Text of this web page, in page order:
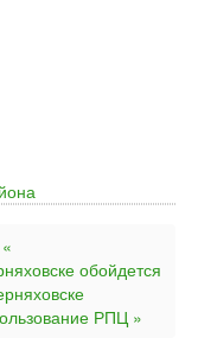
«
обойдется
РПЦ »